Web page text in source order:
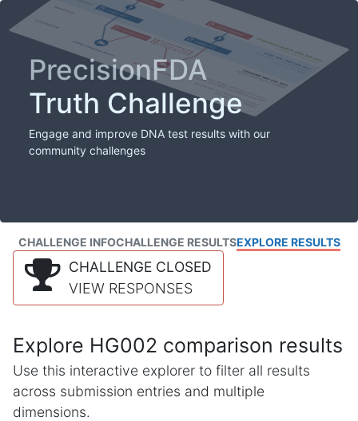
PrecisionFDA
Truth Challenge
Engage and improve DNA test results with our
community challenges
CHALLENGE INFOCHALLENGE RESULTSEXPLORE RESULTS
CHALLENGE CLOSED
VIEW RESPONSES
Explore HG002 comparison results
Use this interactive explorer to filter all results
across submission entries and multiple
dimensions.